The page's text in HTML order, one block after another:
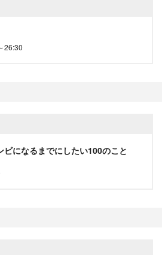
26:30
ビになるまでにしたい100のこと